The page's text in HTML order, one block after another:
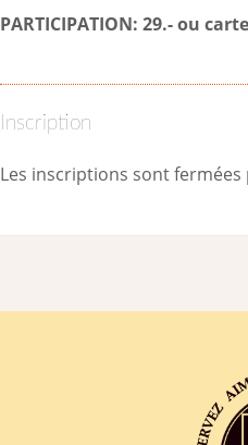
PARTICIPATION: 29.- ou
Inscription
Les inscriptions sont